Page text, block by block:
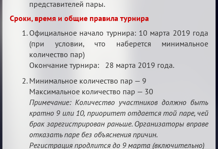
представителей пары.
Сроки, время и общие правила турнира
Официальное начало турнира: 10 марта 2019 года
(при условии, что наберется минимальное
количество пар)
Окончание турнира: 28 марта 2019 года.
Минимальное количество пар — 9
Максимальное количество пар — 30
Примечание: Количество участников должно быть
кратно 9 или 10, приоритет отдается той паре, чей
брак зарегистрирован раньше. Организаторы вправе
отказать паре без объяснения причин.
Регистрация продлится до 9 марта (включительно)